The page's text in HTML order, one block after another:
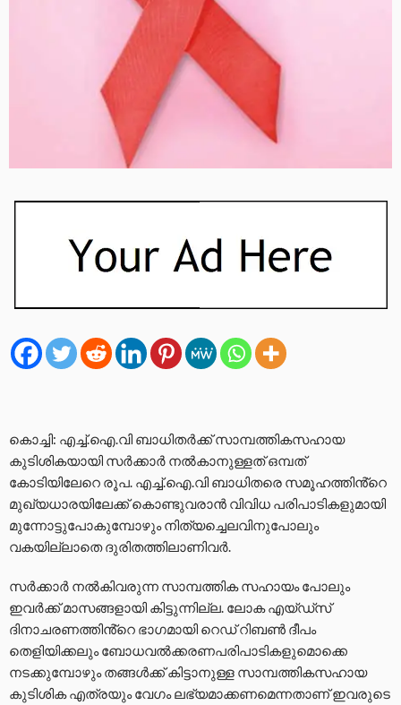
കൊച്ചി: എച്ച്.ഐ.വി ബാധിതർക്ക് സാമ്പത്തികസഹായ
കുടിശികയായി സർക്കാർ നൽകാനുള്ളത് ഒമ്പത്
കോടിയിലേറെ രൂപ. എച്ച്.ഐ.വി ബാധിതരെ സമൂഹത്തിൻ്റെ
മുഖ്യധാരയിലേക്ക് കൊണ്ടുവരാൻ വിവിധ പരിപാടികളുമായി
മുന്നോട്ടുപോകുമ്പോഴും നിത്യച്ചെലവിനുപോലും
വകയില്ലാതെ ദുരിതത്തിലാണിവർ.
സർക്കാർ നൽകിവരുന്ന സാമ്പത്തിക സഹായം പോലും
ഇവർക്ക് മാസങ്ങളായി കിട്ടുന്നില്ല. ലോക എയ്ഡ്സ്
ദിനാചരണത്തിൻ്റെ ഭാഗമായി റെഡ് റിബൺ ദീപം
തെളിയിക്കലും ബോധവൽക്കരണപരിപാടികളുമൊക്കെ
നടക്കുമ്പോഴും തങ്ങൾക്ക് കിട്ടാനുള്ള സാമ്പത്തികസഹായ
കുടിശിക എത്രയും വേഗം ലഭ്യമാക്കണമെന്നതാണ് ഇവരുടെ